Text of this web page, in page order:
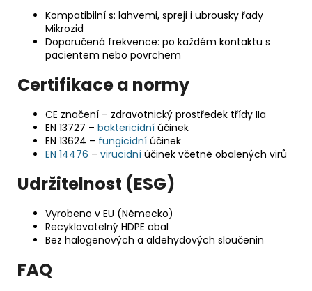
Kompatibilní s: lahvemi, spreji i ubrousky řady
Mikrozid
Doporučená frekvence: po každém kontaktu s
pacientem nebo povrchem
Certifikace a normy
CE značení – zdravotnický prostředek třídy IIa
EN 13727 – baktericidní účinek
EN 13624 – fungicidní účinek
EN 14476 – virucidní účinek včetně obalených virů
Udržitelnost (ESG)
Vyrobeno v EU (Německo)
Recyklovatelný HDPE obal
Bez halogenových a aldehydových sloučenin
FAQ